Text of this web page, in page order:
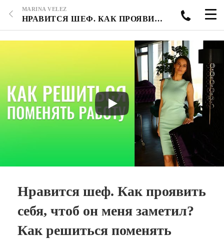
MARINA VELEZ
НРАВИТСЯ ШЕФ. КАК ПРОЯВИТЬ СЕБЯ, ЧТОБ ОН МЕНЯ ЗАМЕТИЛ? КАК РЕШИТЬСЯ ПОМЕНЯТЬ РАБОТУ?
Нравится шеф. Как проявить
себя, чтоб он меня заметил?
Как решиться поменять